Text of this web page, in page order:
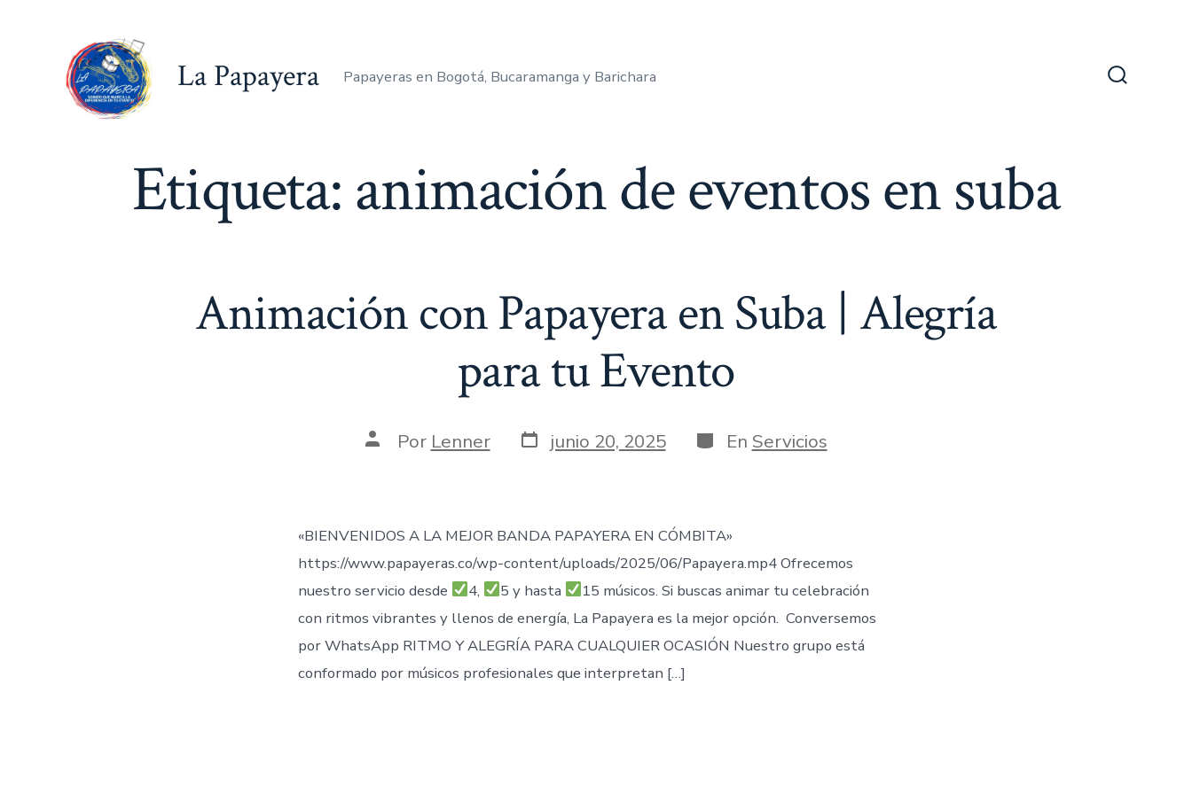
La Papayera Papayeras en Bogotá, Bucaramanga y Barichara
Etiqueta:animación de eventos en suba
Animación con Papayera en Suba | Alegría
para tu Evento
AutorPor Lenner Fecha
de
junio 20, 2025 Categorías
En Servicios
«BIENVENIDOS A LA MEJOR BANDA PAPAYERA EN CÓMBITA»
https://www.papayeras.co/wp-content/uploads/2025/06/Papayera.mp4 Ofrecemos
nuestro servicio desde
4, 5 y hasta
15 músicos. Si buscas animar tu celebración
con ritmos vibrantes y llenos de energía, La Papayera es la mejor opción. Conversemos
por WhatsApp RITMO Y ALEGRÍA PARA CUALQUIER OCASIÓN Nuestro grupo está
conformado por músicos profesionales que interpretan […]